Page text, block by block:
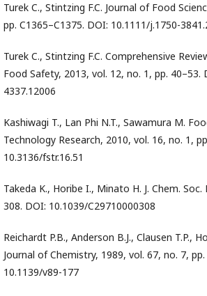
Turek C., Stintzing F.C. Journal of Food
pp. C1365–C1375. DOI: 10.1111/j.1750-
Turek C., Stintzing F.C. Comprehensive
Food Safety, 2013, vol. 12, no. 1, pp. 40–53.
4337.12006
Kashiwagi T., Lan Phi N.T., Sawamura M.
Technology Research, 2010, vol. 16, no. 1,
10.3136/fstr.16.51
Takeda K., Horibe I., Minato H. J. Chem. Soc.
308. DOI: 10.1039/C29710000308
Reichardt P.B., Anderson B.J., Clausen T.P.,
Journal of Chemistry, 1989, vol. 67, no. 7,
10.1139/v89-177